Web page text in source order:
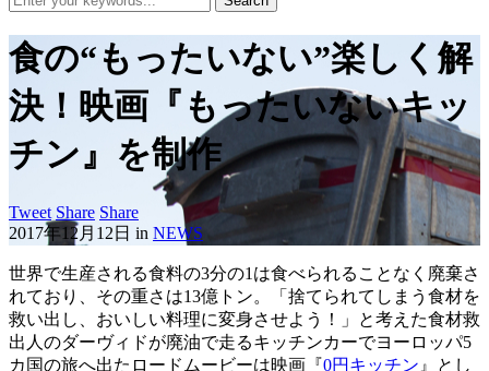
食の“もったいない”楽しく解
決！映画『もったいないキッ
チン』を制作
Tweet Share Share
2017年12月12日 in NEWS
世界で生産される食料の3分の1は食べられることなく廃棄さ
れており、その重さは13億トン。「捨てられてしまう食材を
救い出し、おいしい料理に変身させよう！」と考えた食材救
出人のダーヴィドが廃油で走るキッチンカーでヨーロッパ5
カ国の旅へ出たロードムービーは映画『0円キッチン 』とし